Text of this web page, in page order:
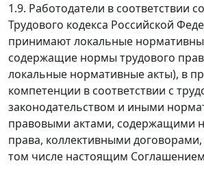
1.9. Работодатели в соответствии
Трудового кодекса Российской
принимают локальные
содержащие нормы трудового
локальные нормативные акты), в
компетенции в соответствии с
законодательством и иными
правовыми актами, содержащими
права, коллективными
том числе настоящим